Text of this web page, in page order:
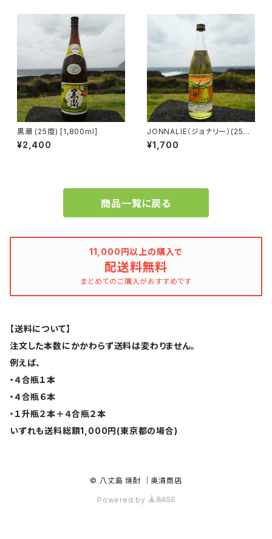
黒潮 (25度) [1,800ml]
¥2,400
JONNALIE（ジョナリー）(25度)
[700ml]
¥1,700
商品一覧に戻る
11,000円以上の購入で
配送料無料
まとめてのご購入がおすすめです
【送料について】
注文した本数にかかわらず送料は変わりません。
例えば、
・４合瓶１本
・４合瓶６本
・１升瓶２本＋４合瓶２本
いずれも送料総額1,000円(東京都の場合)
© 八丈島 焼酎 ｜奥清商店
Powered by